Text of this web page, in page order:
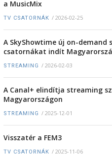
a MusicMix
TV CSATORNÁK / 2026-02-25
A SkyShowtime új on-demand
csatornákat indít
STREAMING / 2026-02-03
A Canal+ elindítja streaming
Magyarországon
STREAMING / 2025-12-01
Visszatér a FEM3
TV CSATORNÁK / 2025-11-06